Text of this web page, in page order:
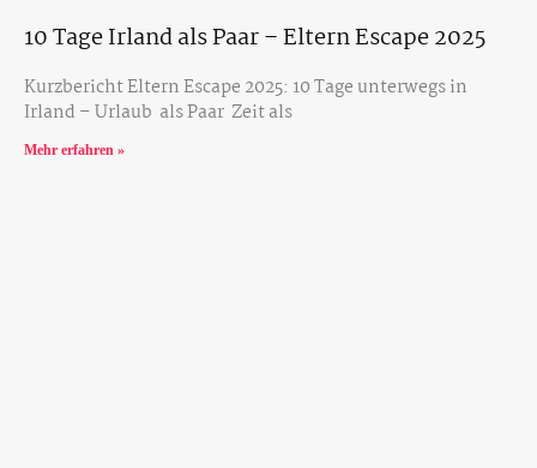
10 Tage Irland als Paar – Eltern Escape 2025
Kurzbericht Eltern Escape 2025: 10 Tage unterwegs in
Irland – Urlaub als Paar Zeit als
Mehr erfahren »